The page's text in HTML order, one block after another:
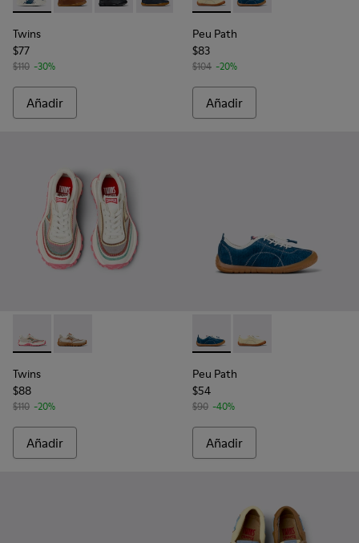
Twins
$77
$110 -30%
Añadir
Peu Path
$83
$104 -20%
Añadir
Twins - K800685-001 - Sneakers de tejido y piel beige para
Twins - K800685-002 - Sneakers de tejido y nobuk
Twins
$88
$110 -20%
Añadir
Peu Path - K800694-002 -
Peu Path -
Peu Path
$54
$90 -40%
Añadir